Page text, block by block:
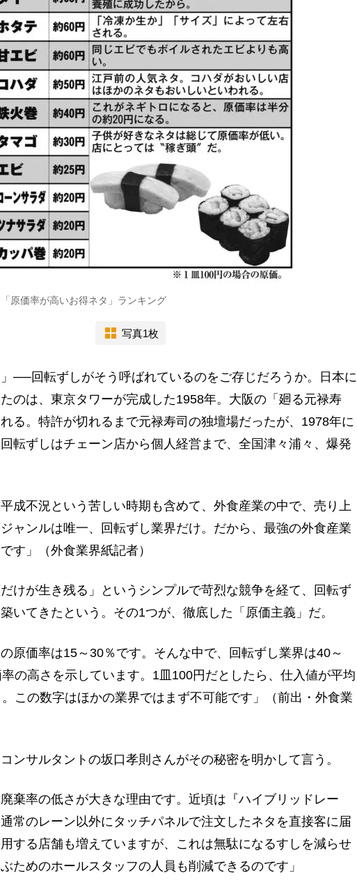
原価率が高いお得ネタ」ランキング
写真1枚
」──回転ずしがそう呼ばれているのをご存じだろうか。日本に
のは、東京タワーが完成した1958年。大阪の「廻る元禄寿
る。特許が切れるまで元禄寿司の独壇場だったが、1978年に
転ずしはチェーン店から個人経営まで、全国津々浦々、爆発
平成不況という苦しい時期も含めて、外食産業の中で、売り上
ャンルは唯一、回転ずし業界だけ。だから、最強の外食産業
す」（外食業界紙記者）
だけが生き残る」というシンプルで苛烈な競争を経て、回転ず
いてきたという。その1つが、徹底した「原価主義」だ。
の原価率は15～30％です。そんな中で、回転ずし業界は40～
の高さを示しています。1皿100円だとしたら、仕入値が平均
この数字はほかの業界ではまず不可能です」（前出・外食業
ンサルタントの坂口孝則さんがその秘密を明かして言う。
廃棄率の低さが大きな理由です。近頃は『ハイブリッドレー
常のレーン以外にタッチパネルで注文したネタを直接客に届
する店舗も増えていますが、これは無駄になるすしを減らせ
ためのホールスタッフの人員も削減できるのです」